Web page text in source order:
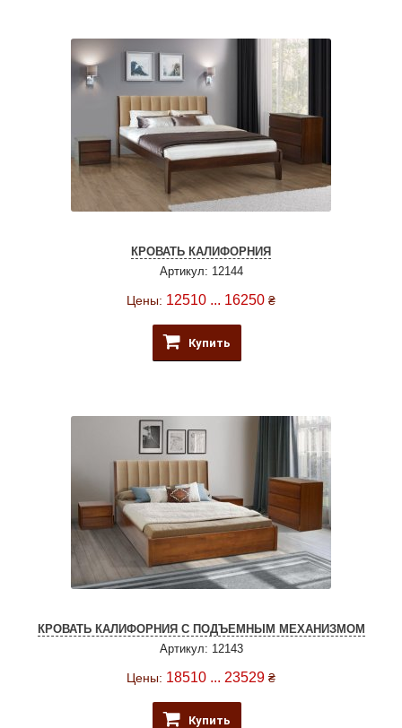
КРОВАТЬ КАЛИФОРНИЯ
Артикул: 12144
Цены: 12510 ... 16250 ₴
Купить
КРОВАТЬ КАЛИФОРНИЯ С ПОДЪЕМНЫМ МЕХАНИЗМОМ
Артикул: 12143
Цены: 18510 ... 23529 ₴
Купить